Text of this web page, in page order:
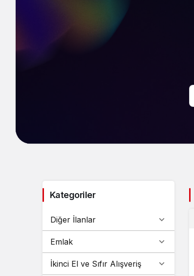
Kategoriler
Diğer İlanlar
Emlak
İkinci El ve Sıfır Alışveriş